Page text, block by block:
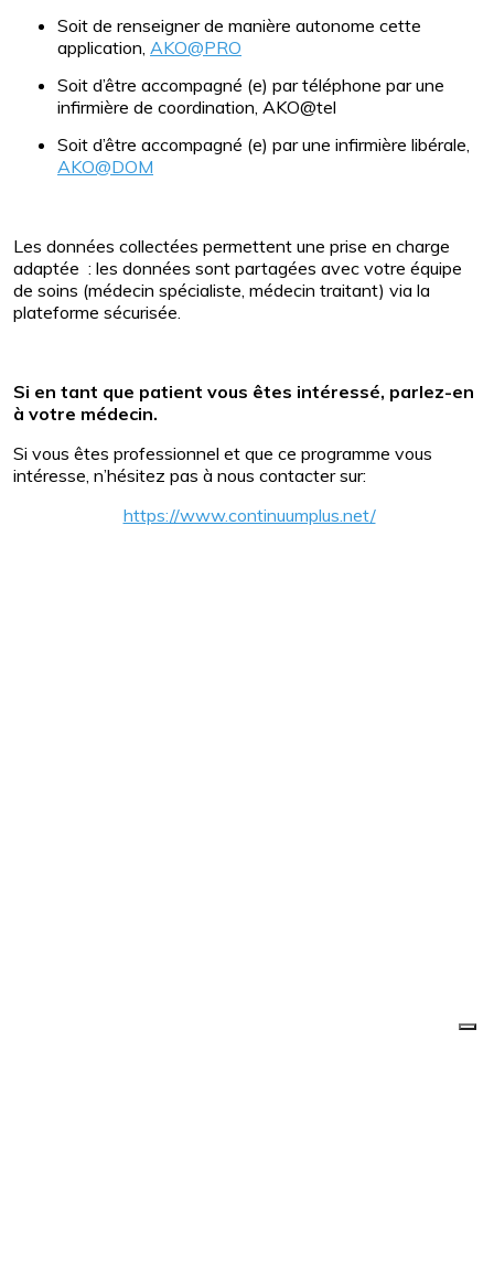
Soit de renseigner de manière autonome cette
application, AKO@PRO
Soit d’être accompagné (e) par téléphone par une
infirmière de coordination, AKO@tel
Soit d’être accompagné (e) par une infirmière libérale,
AKO@DOM
Les données collectées permettent une prise en charge
adaptée : les données sont partagées avec votre équipe
de soins (médecin spécialiste, médecin traitant) via la
plateforme sécurisée.
Si en tant que patient vous êtes intéressé, parlez-en
à votre médecin.
Si vous êtes professionnel et que ce programme vous
intéresse, n’hésitez pas à nous contacter sur:
https://www.continuumplus.net/